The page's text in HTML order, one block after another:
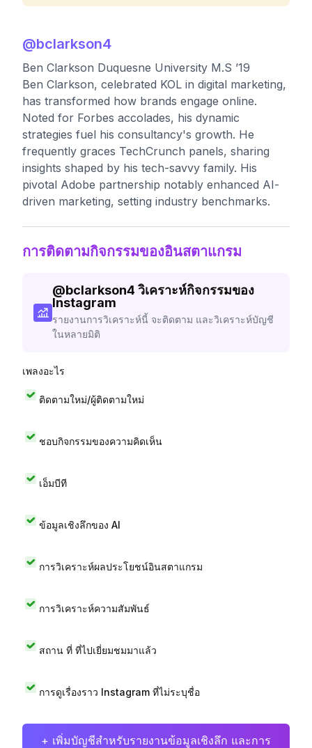
@bclarkson4
Ben Clarkson Duquesne University M.S ’19
Ben Clarkson, celebrated KOL in digital marketing,
has transformed how brands engage online.
Noted for Forbes accolades, his dynamic
strategies fuel his consultancy's growth. He
frequently graces TechCrunch panels, sharing
insights shaped by his tech-savvy family. His
pivotal Adobe partnership notably enhanced AI-
driven marketing, setting industry benchmarks.
การติดตามกิจกรรมของอินสตาแกรม
@bclarkson4 วิเคราะห์กิจกรรมของ
Instagram
รายงานการวิเคราะห์นี้ จะติดตาม และวิเคราะห์บัญชี
ในหลายมิติ
เพลงอะไร
ติดตามใหม่/ผู้ติดตามใหม่
ชอบกิจกรรมของความคิดเห็น
เอ็มบีที
ข้อมูลเชิงลึกของ AI
การวิเคราะห์ผลประโยชน์อินสตาแกรม
การวิเคราะห์ความสัมพันธ์
สถาน ที่ ที่ไปเยี่ยมชมมาแล้ว
การดูเรื่องราว Instagram ที่ไม่ระบุชื่อ
+ เพิ่มบัญชีสำหรับรายงานข้อมูลเชิงลึก และการ